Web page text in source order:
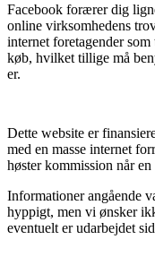
Facebook forærer dig
online virksomhedens
internet foretagender
køb, hvilket tillige må
er.
Dette website er
med en masse internet
høster kommission når
Informationer angående
hyppigt, men vi ønsker
eventuelt er udarbejdet